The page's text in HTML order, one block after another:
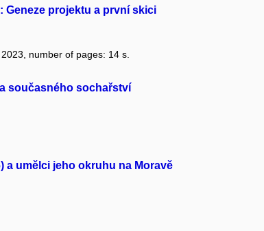
Geneze projektu a první skici
2023, number of pages: 14 s.
současného sochařství
a umělci jeho okruhu na Moravě